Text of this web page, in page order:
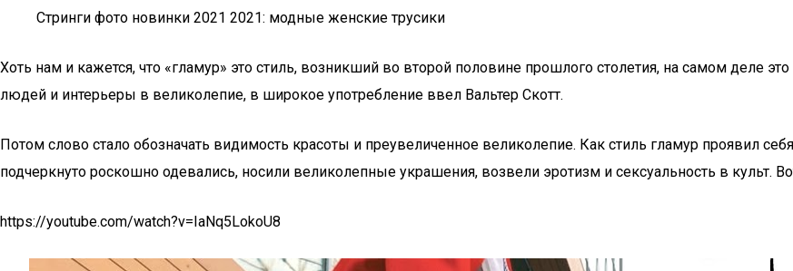
Стринги фото новинки 2021 2021: модные женские трусики
Хоть нам и кажется, что «гламур» это стиль, возникший во второй половине прошлого столетия, на самом деле
людей и интерьеры в великолепие, в широкое употребление ввел Вальтер Скотт.
Потом слово стало обозначать видимость красоты и преувеличенное великолепие. Как стиль гламур проявил
подчеркнуто роскошно одевались, носили великолепные украшения, возвели эротизм и сексуальность в культ.
https://youtube.com/watch?v=IaNq5LokoU8